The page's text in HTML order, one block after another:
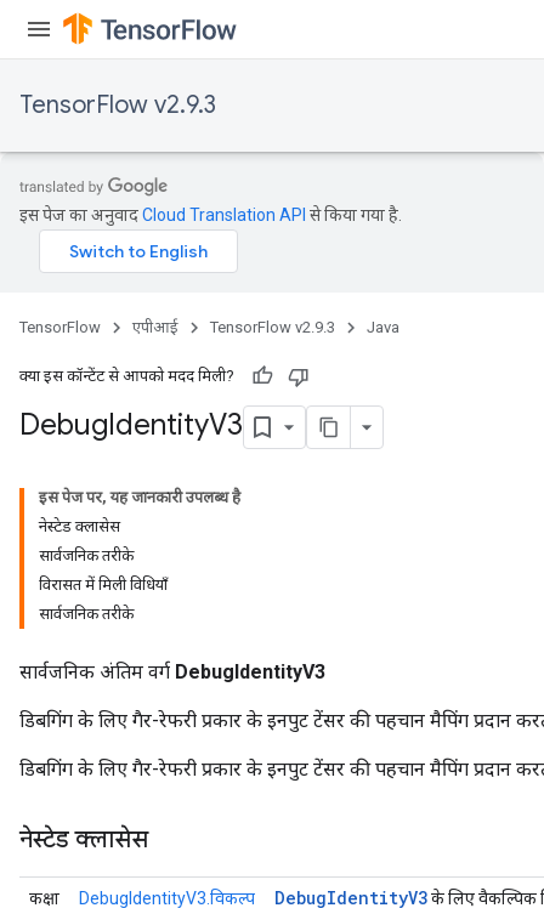
TensorFlow v2.9.3
इस पेज का अनुवादCloud Translation API से किया गया है.
TensorFlow एपीआई TensorFlow v2.9.3 Java
क्या इस कॉन्टेंट से आपको मदद मिली?
DebugIdentityV3
इस पेज पर, यह जानकारी उपलब्ध है
नेस्टेड क्लासेस
सार्वजनिक तरीके
विरासत में मिली विधियाँ
सार्वजनिक तरीके
सार्वजनिक अंतिम वर्ग DebugIdentityV3
डिबगिंग के लिए गैर-रेफरी प्रकार के इनपुट टेंसर की पहचान मैपिंग प्रदान
डिबगिंग के लिए गैर-रेफरी प्रकार के इनपुट टेंसर की पहचान मैपिंग प्रदान
नेस्टेड क्लासेस
कक्षा DebugIdentityV3.विकल्प DebugIdentityV3के लिए वैकल्पिक